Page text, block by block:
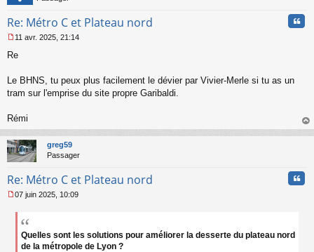
Re: Métro C et Plateau nord
e
g
n
o
n
l
u
11 avr. 2025, 21:14
Re
Le BHNS, tu peux plus facilement le dévier par Vivier-Merle si tu as un
tram sur l'emprise du site propre Garibaldi.
Rémi
au
greg59
Passager
Re: Métro C et Plateau nord
e
07 juin 2025, 10:09
Quelles sont les solutions pour améliorer la desserte du plateau nord
de la métropole de Lyon ?